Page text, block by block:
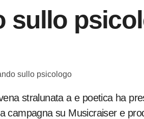
sullo
stralunata a e poetica ha
campagna su Musicraiser e